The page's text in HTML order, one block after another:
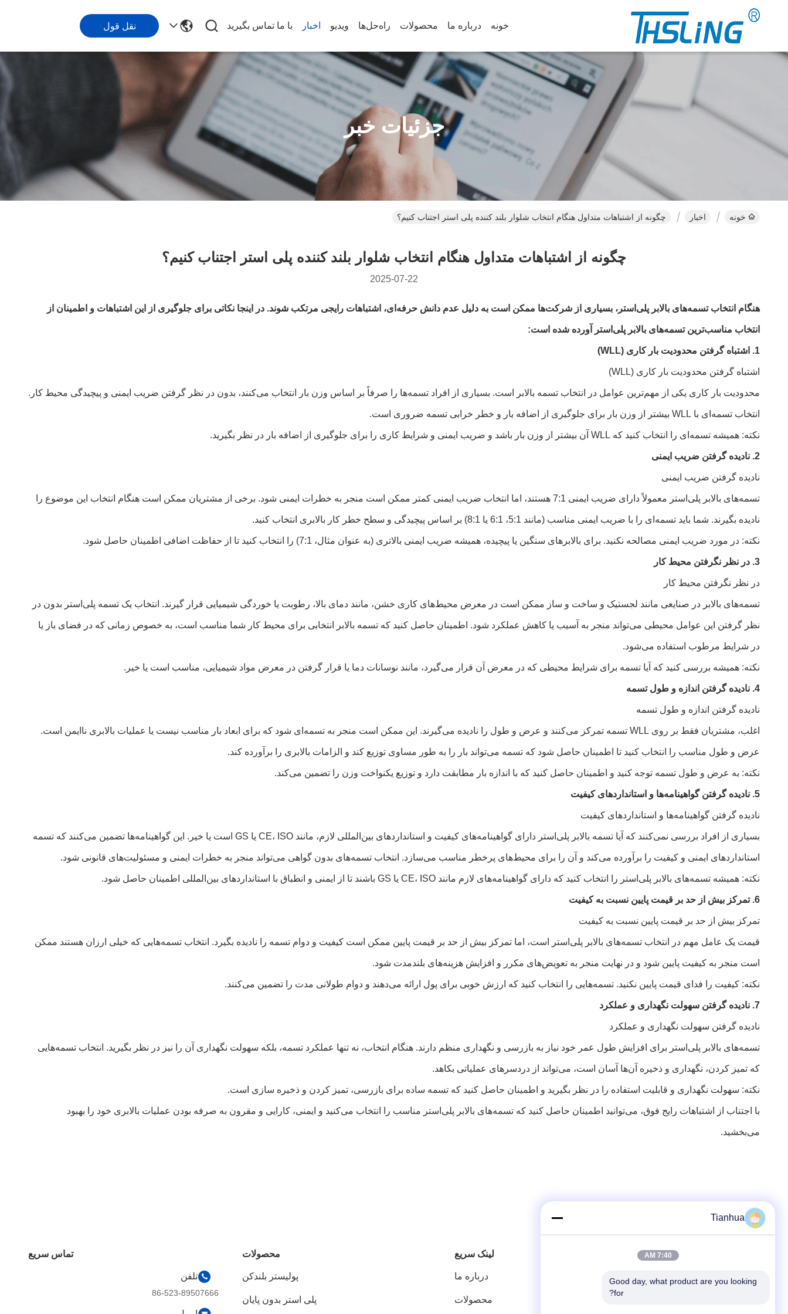
خونه درباره ما محصولات راه‌حل‌ها ویدیو اخبار با ما تماس بگیرید نقل قول
جزئیات خبر
خونه اخبار چگونه از اشتباهات متداول هنگام انتخاب شلوار بلند کننده پلی استر اجتناب کنیم؟
چگونه از اشتباهات متداول هنگام انتخاب شلوار بلند کننده پلی استر اجتناب کنیم؟
2025-07-22
هنگام انتخاب تسمه‌های بالابر پلی‌استر، بسیاری از شرکت‌ها ممکن است به دلیل عدم دانش حرفه‌ای، اشتباهات رایجی مرتکب شوند. در اینجا نکاتی برای جلوگیری از این اشتباهات و اطمینان از
انتخاب مناسب‌ترین تسمه‌های بالابر پلی‌استر آورده شده است:
1. اشتباه گرفتن محدودیت بار کاری (WLL)
اشتباه گرفتن محدودیت بار کاری (WLL)
محدودیت بار کاری یکی از مهم‌ترین عوامل در انتخاب تسمه بالابر است. بسیاری از افراد تسمه‌ها را صرفاً بر اساس وزن بار انتخاب می‌کنند، بدون در نظر گرفتن ضریب ایمنی و پیچیدگی محیط کار.
انتخاب تسمه‌ای با WLL بیشتر از وزن بار برای جلوگیری از اضافه بار و خطر خرابی تسمه ضروری است.
نکته: همیشه تسمه‌ای را انتخاب کنید که WLL آن بیشتر از وزن بار باشد و ضریب ایمنی و شرایط کاری را برای جلوگیری از اضافه بار در نظر بگیرید.
2. نادیده گرفتن ضریب ایمنی
نادیده گرفتن ضریب ایمنی
تسمه‌های بالابر پلی‌استر معمولاً دارای ضریب ایمنی 7:1 هستند، اما انتخاب ضریب ایمنی کمتر ممکن است منجر به خطرات ایمنی شود. برخی از مشتریان ممکن است هنگام انتخاب این موضوع را
نادیده بگیرند. شما باید تسمه‌ای را با ضریب ایمنی مناسب (مانند 5:1، 6:1 یا 8:1) بر اساس پیچیدگی و سطح خطر کار بالابری انتخاب کنید.
نکته: در مورد ضریب ایمنی مصالحه نکنید. برای بالابرهای سنگین یا پیچیده، همیشه ضریب ایمنی بالاتری (به عنوان مثال، 7:1) را انتخاب کنید تا از حفاظت اضافی اطمینان حاصل شود.
3. در نظر نگرفتن محیط کار
در نظر نگرفتن محیط کار
تسمه‌های بالابر در صنایعی مانند لجستیک و ساخت و ساز ممکن است در معرض محیط‌های کاری خشن، مانند دمای بالا، رطوبت یا خوردگی شیمیایی قرار گیرند. انتخاب یک تسمه پلی‌استر بدون در
نظر گرفتن این عوامل محیطی می‌تواند منجر به آسیب یا کاهش عملکرد شود. اطمینان حاصل کنید که تسمه بالابر انتخابی برای محیط کار شما مناسب است، به خصوص زمانی که در فضای باز یا
در شرایط مرطوب استفاده می‌شود.
نکته: همیشه بررسی کنید که آیا تسمه برای شرایط محیطی که در معرض آن قرار می‌گیرد، مانند نوسانات دما یا قرار گرفتن در معرض مواد شیمیایی، مناسب است یا خیر.
4. نادیده گرفتن اندازه و طول تسمه
نادیده گرفتن اندازه و طول تسمه
اغلب، مشتریان فقط بر روی WLL تسمه تمرکز می‌کنند و عرض و طول را نادیده می‌گیرند. این ممکن است منجر به تسمه‌ای شود که برای ابعاد بار مناسب نیست یا عملیات بالابری ناایمن است.
عرض و طول مناسب را انتخاب کنید تا اطمینان حاصل شود که تسمه می‌تواند بار را به طور مساوی توزیع کند و الزامات بالابری را برآورده کند.
نکته: به عرض و طول تسمه توجه کنید و اطمینان حاصل کنید که با اندازه بار مطابقت دارد و توزیع یکنواخت وزن را تضمین می‌کند.
5. نادیده گرفتن گواهینامه‌ها و استانداردهای کیفیت
نادیده گرفتن گواهینامه‌ها و استانداردهای کیفیت
بسیاری از افراد بررسی نمی‌کنند که آیا تسمه بالابر پلی‌استر دارای گواهینامه‌های کیفیت و استانداردهای بین‌المللی لازم، مانند CE، ISO یا GS است یا خیر. این گواهینامه‌ها تضمین می‌کنند که تسمه
استانداردهای ایمنی و کیفیت را برآورده می‌کند و آن را برای محیط‌های پرخطر مناسب می‌سازد. انتخاب تسمه‌های بدون گواهی می‌تواند منجر به خطرات ایمنی و مسئولیت‌های قانونی شود.
نکته: همیشه تسمه‌های بالابر پلی‌استر را انتخاب کنید که دارای گواهینامه‌های لازم مانند CE، ISO یا GS باشند تا از ایمنی و انطباق با استانداردهای بین‌المللی اطمینان حاصل شود.
6. تمرکز بیش از حد بر قیمت پایین نسبت به کیفیت
تمرکز بیش از حد بر قیمت پایین نسبت به کیفیت
قیمت یک عامل مهم در انتخاب تسمه‌های بالابر پلی‌استر است، اما تمرکز بیش از حد بر قیمت پایین ممکن است کیفیت و دوام تسمه را نادیده بگیرد. انتخاب تسمه‌هایی که خیلی ارزان هستند ممکن
است منجر به کیفیت پایین شود و در نهایت منجر به تعویض‌های مکرر و افزایش هزینه‌های بلندمدت شود.
نکته: کیفیت را فدای قیمت پایین نکنید. تسمه‌هایی را انتخاب کنید که ارزش خوبی برای پول ارائه می‌دهند و دوام طولانی مدت را تضمین می‌کنند.
7. نادیده گرفتن سهولت نگهداری و عملکرد
نادیده گرفتن سهولت نگهداری و عملکرد
تسمه‌های بالابر پلی‌استر برای افزایش طول عمر خود نیاز به بازرسی و نگهداری منظم دارند. هنگام انتخاب، نه تنها عملکرد تسمه، بلکه سهولت نگهداری آن را نیز در نظر بگیرید. انتخاب تسمه‌هایی
که تمیز کردن، نگهداری و ذخیره آن‌ها آسان است، می‌تواند از دردسرهای عملیاتی بکاهد.
نکته: سهولت نگهداری و قابلیت استفاده را در نظر بگیرید و اطمینان حاصل کنید که تسمه ساده برای بازرسی، تمیز کردن و ذخیره سازی است.
با اجتناب از اشتباهات رایج فوق، می‌توانید اطمینان حاصل کنید که تسمه‌های بالابر پلی‌استر مناسب را انتخاب می‌کنید و ایمنی، کارایی و مقرون به صرفه بودن عملیات بالابری خود را بهبود
می‌بخشید.
لینک سریع
درباره ما
محصولات
محصولات
پوليستر بلندکن
پلی استر بدون پایان
تماس سریع
تلفن
86-523-89507666
Tianhua
7:40 AM
Good day, what product are you looking
for?